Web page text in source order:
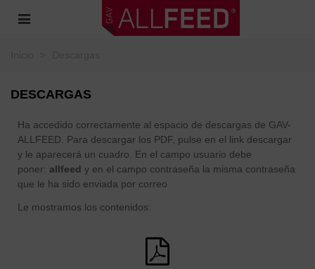
DESCARGAS
Ha accedido correctamente al espacio de descargas de GAV-
ALLFEED. Para descargar los PDF, pulse en el link descargar
y le aparecerá un cuadro. En el campo usuario debe
poner: allfeed y en el campo contraseña la misma contraseña
que le ha sido enviada por correo
Le mostramos los contenidos: